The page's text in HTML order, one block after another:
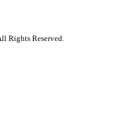
Rights Reserved.